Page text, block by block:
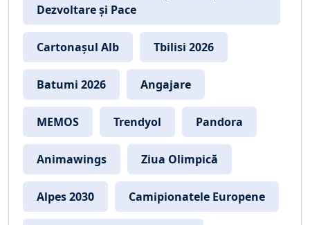
Dezvoltare și Pace
Cartonașul Alb Tbilisi 2026
Batumi 2026 Angajare
MEMOS Trendyol Pandora
Animawings Ziua Olimpică
Alpes 2030 Camipionatele Europene